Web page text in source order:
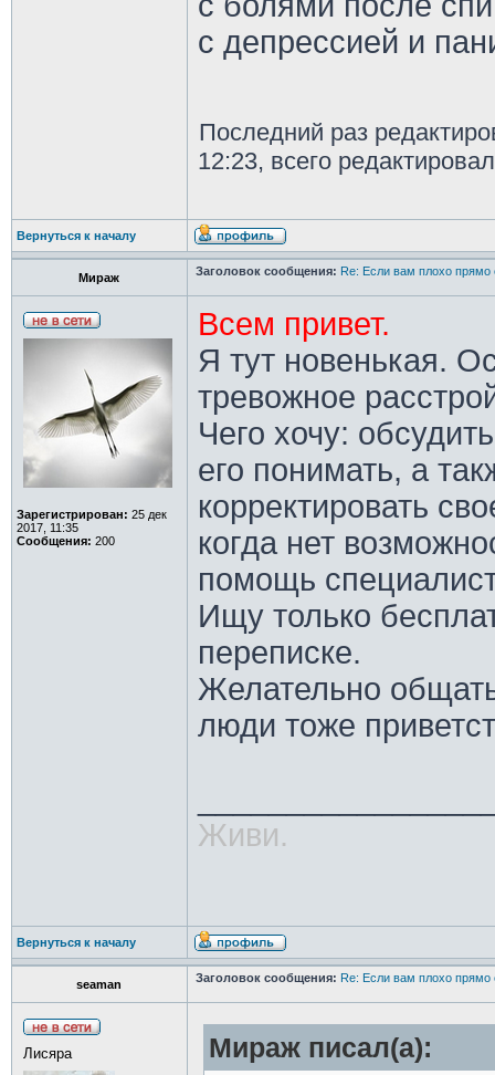
с депрессией и
Последний раз
12:23, всего
Вернуться к началу
Мираж Заголовок сообщения: Re: Если вам плохо прямо
Зарегистрирован: 25 дек
2017, 11:35
Сообщения: 200
Всем привет.
Я тут новенькая.
тревожное
Чего хочу:
его понимать, а
корректировать
когда нет
помощь
Ищу только
переписке.
Желательно
люди тоже
Живи.
Вернуться к началу
seaman Заголовок сообщения: Re: Если вам плохо прямо
Лисяра Мираж писал(а):